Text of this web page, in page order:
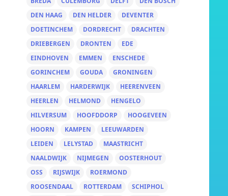
DEN HAAG
DEN HELDER
DEVENTER
DOETINCHEM
DORDRECHT
DRACHTEN
DRIEBERGEN
DRONTEN
EDE
EINDHOVEN
EMMEN
ENSCHEDE
GORINCHEM
GOUDA
GRONINGEN
HAARLEM
HARDERWIJK
HEERENVEEN
HEERLEN
HELMOND
HENGELO
HILVERSUM
HOOFDDORP
HOOGEVEEN
HOORN
KAMPEN
LEEUWARDEN
LEIDEN
LELYSTAD
MAASTRICHT
NAALDWIJK
NIJMEGEN
OOSTERHOUT
OSS
RIJSWIJK
ROERMOND
ROOSENDAAL
ROTTERDAM
SCHIPHOL